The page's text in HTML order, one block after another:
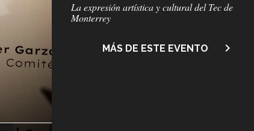
X
Subtítulo
La expresión artística y cultural del Tec de
Monterrey
MÁS DE ESTE EVENTO navigate_next